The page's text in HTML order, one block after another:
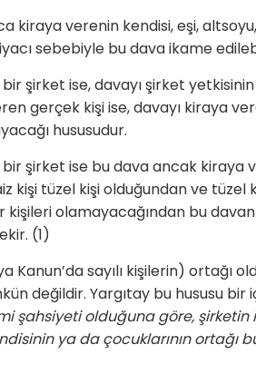
kiraya verenin kendisi, eşi,
sebebiyle bu dava ikame
şirket ise, davayı şirket yetkisinin
gerçek kişi ise, davayı kiraya
hususudur.
şirket ise bu dava ancak kiraya
kişi tüzel kişi olduğundan ve
olamayacağından bu
(1)
Kanun’da sayılı kişilerin) ortağı
değildir. Yargıtay bu hususu bir
şahsiyeti olduğuna göre,
ya da çocuklarının